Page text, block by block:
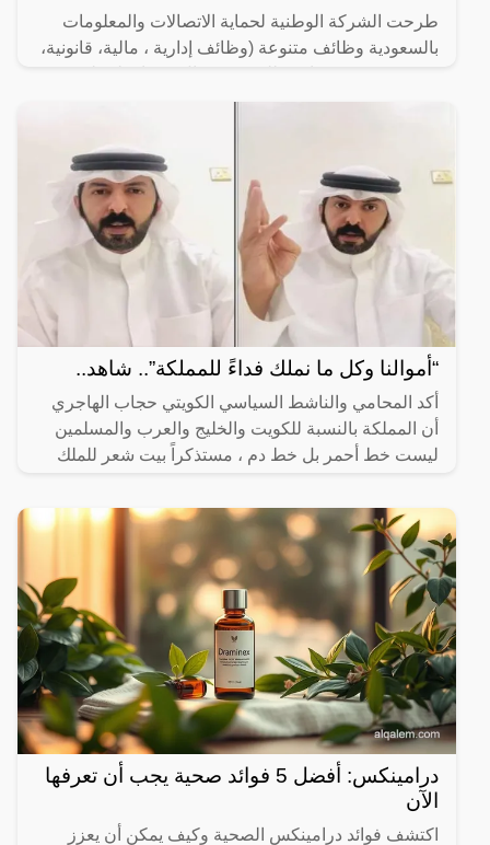
طرحت الشركة الوطنية لحماية الاتصالات والمعلومات
بالسعودية وظائف متنوعة (وظائف إدارية ، مالية، قانونية،
“أموالنا وكل ما نملك فداءً للمملكة”.. شاهد..
أكد المحامي والناشط السياسي الكويتي حجاب الهاجري
أن المملكة بالنسبة للكويت والخليج والعرب والمسلمين
ليست خط أحمر بل خط دم ، مستذكراً بيت شعر للملك
درامينكس: أفضل 5 فوائد صحية يجب أن تعرفها
الآن
اكتشف فوائد درامينكس الصحية وكيف يمكن أن يعزز